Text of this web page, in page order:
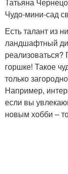
Чудо-мини-сад
Есть талант из
ландшафтный
реализоваться?
горшке! Такое
только
Например,
если вы
новым хобби –